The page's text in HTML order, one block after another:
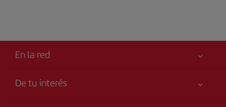
En la red
De tu interés